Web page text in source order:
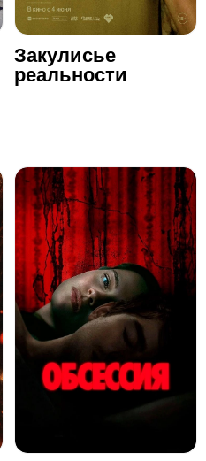
Закулисье
реальности